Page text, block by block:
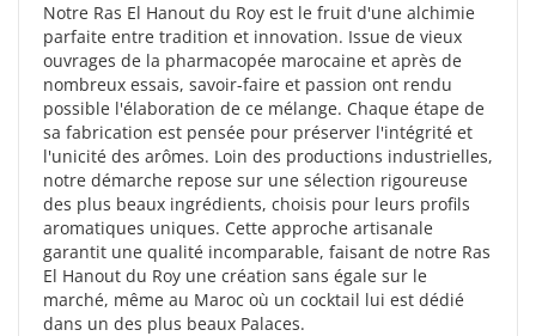
Notre Ras El Hanout du Roy est le fruit d'une alchimie
parfaite entre tradition et innovation. Issue de vieux
ouvrages de la pharmacopée marocaine et après de
nombreux essais, savoir-faire et passion ont rendu
possible l'élaboration de ce mélange. Chaque étape de
sa fabrication est pensée pour préserver l'intégrité et
l'unicité des arômes. Loin des productions industrielles,
notre démarche repose sur une sélection rigoureuse
des plus beaux ingrédients, choisis pour leurs profils
aromatiques uniques. Cette approche artisanale
garantit une qualité incomparable, faisant de notre Ras
El Hanout du Roy une création sans égale sur le
marché, même au Maroc où un cocktail lui est dédié
dans un des plus beaux Palaces.